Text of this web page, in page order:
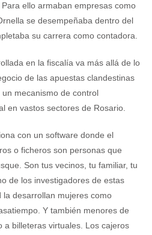
ello armaban empresas como
se desempeñaba dentro del
su carrera como contadora.
en la fiscalía va más allá de lo
de las apuestas clandestinas
mecanismo de control
en vastos sectores de Rosario.
con un software donde el
o ficheros son personas que
Son tus vecinos, tu familiar, tu
de los investigadores de estas
la desarrollan mujeres como
Y también menores de
a billeteras virtuales. Los cajeros